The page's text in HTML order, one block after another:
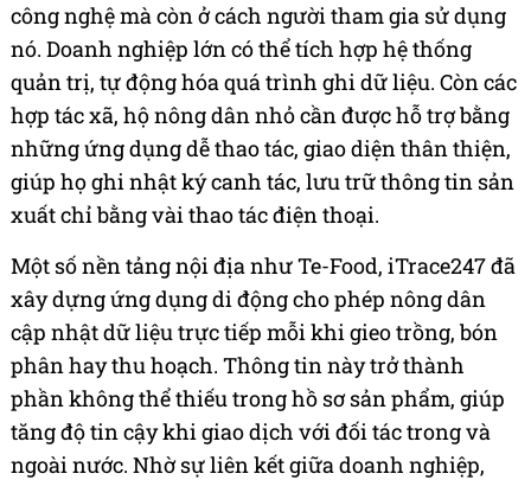
công nghệ mà còn ở cách người tham gia sử dụng
nó. Doanh nghiệp lớn có thể tích hợp hệ thống
quản trị, tự động hóa quá trình ghi dữ liệu. Còn các
hợp tác xã, hộ nông dân nhỏ cần được hỗ trợ bằng
những ứng dụng dễ thao tác, giao diện thân thiện,
giúp họ ghi nhật ký canh tác, lưu trữ thông tin sản
xuất chỉ bằng vài thao tác điện thoại.
Một số nền tảng nội địa như Te-Food, iTrace247 đã
xây dựng ứng dụng di động cho phép nông dân
cập nhật dữ liệu trực tiếp mỗi khi gieo trồng, bón
phân hay thu hoạch. Thông tin này trở thành
phần không thể thiếu trong hồ sơ sản phẩm, giúp
tăng độ tin cậy khi giao dịch với đối tác trong và
ngoài nước. Nhờ sự liên kết giữa doanh nghiệp,